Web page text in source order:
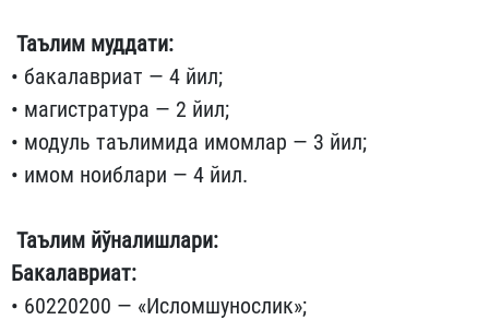
Таълим муддати:
• бакалавриат — 4 йил;
• магистратура — 2 йил;
• модуль таълимида имомлар — 3 йил;
• имом ноиблари — 4 йил.
Таълим йўналишлари:
Бакалавриат:
• 60220200 — «Исломшунослик»;